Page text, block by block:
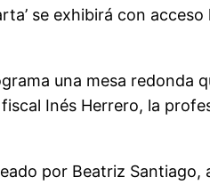
se exhibirá con
una mesa
Inés Herrero, la
por Beatriz